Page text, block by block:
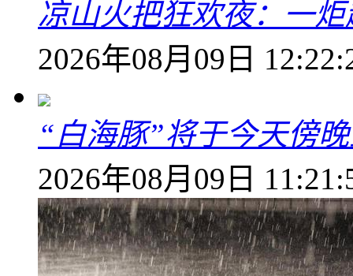
凉山火把狂欢夜：一
2026年08月09日
“白海豚”将于今天傍
2026年08月09日